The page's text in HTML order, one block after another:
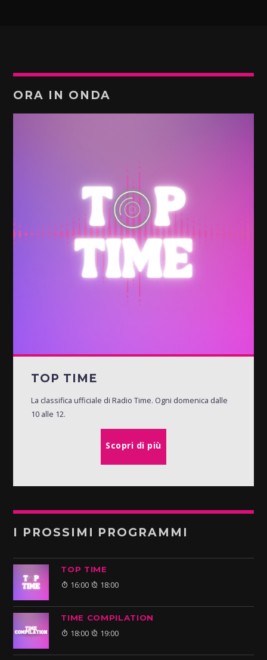
ORA IN ONDA
TOP TIME
La classifica ufficiale di Radio Time. Ogni domenica dalle
10 alle 12.
Scopri di più
I PROSSIMI PROGRAMMI
TOP TIME
16:00 18:00
TIME COMPILATION
18:00 19:00